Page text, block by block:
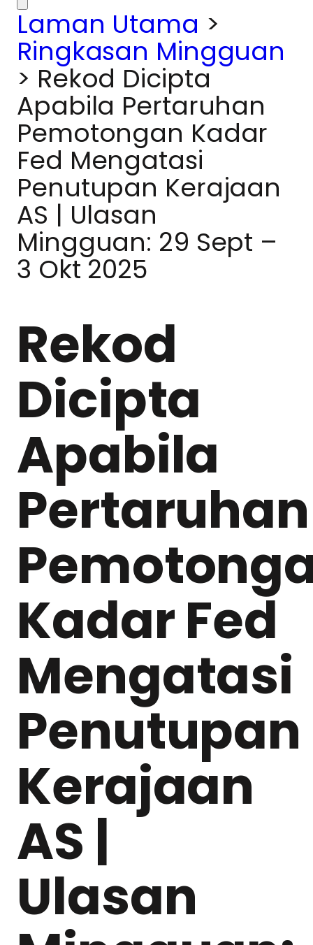
Laman Utama >
Ringkasan Mingguan
> Rekod Dicipta
Apabila Pertaruhan
Pemotongan Kadar
Fed Mengatasi
Penutupan Kerajaan
AS | Ulasan
Mingguan: 29 Sept –
3 Okt 2025
Rekod
Dicipta
Apabila
Pertaruhan
Kadar Fed
Mengatasi
Penutupan
Kerajaan
AS |
Ulasan